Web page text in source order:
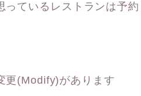
っているレストランは予
更(Modify)があります